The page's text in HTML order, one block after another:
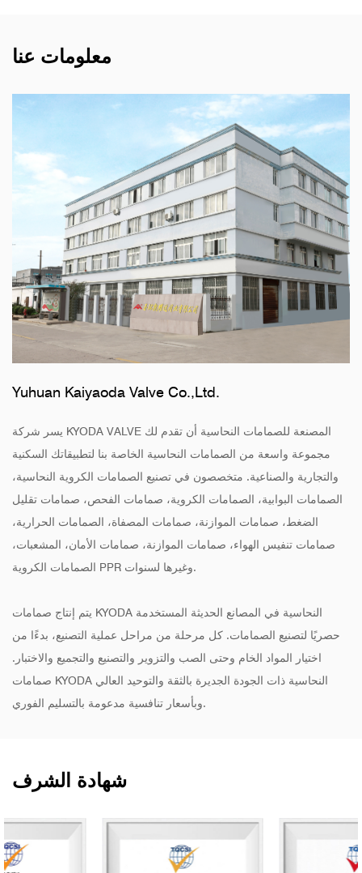
معلومات عنا
Yuhuan Kaiyaoda Valve Co.,Ltd.
يسر شركة KYODA VALVE المصنعة للصمامات النحاسية أن تقدم لك
مجموعة واسعة من الصمامات النحاسية الخاصة بنا لتطبيقاتك السكنية
والتجارية والصناعية. متخصصون في تصنيع الصمامات الكروية النحاسية،
الصمامات البوابية، الصمامات الكروية، صمامات الفحص، صمامات تقليل
الضغط، صمامات الموازنة، صمامات المصفاة، الصمامات الحرارية،
صمامات تنفيس الهواء، صمامات الموازنة، صمامات الأمان، المشعبات،
الصمامات الكروية PPR وغيرها لسنوات.
يتم إنتاج صمامات KYODA النحاسية في المصانع الحديثة المستخدمة
حصريًا لتصنيع الصمامات. كل مرحلة من مراحل عملية التصنيع، بدءًا من
اختيار المواد الخام وحتى الصب والتزوير والتصنيع والتجميع والاختبار.
صمامات KYODA النحاسية ذات الجودة الجديرة بالثقة والتوحيد العالي
وبأسعار تنافسية مدعومة بالتسليم الفوري.
شهادة الشرف